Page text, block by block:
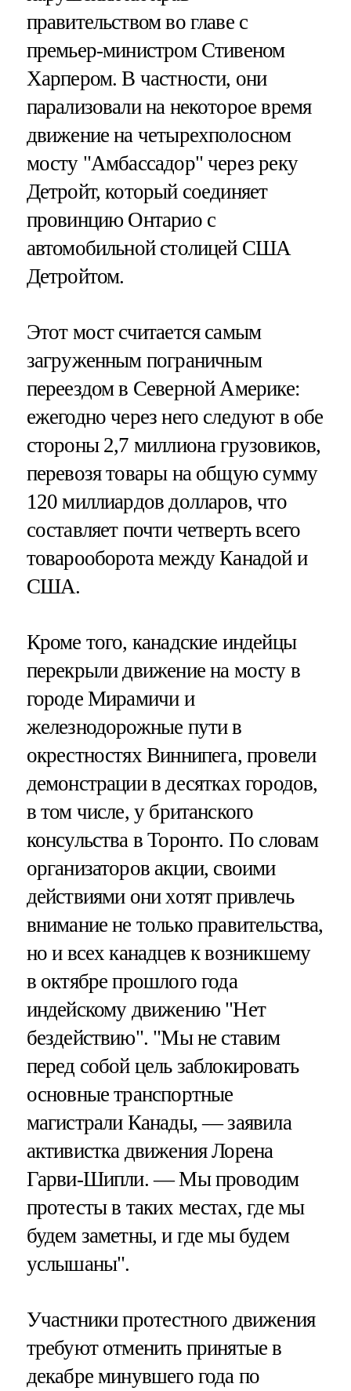
правительством во главе с
премьер-министром Стивеном
Харпером. В частности, они
парализовали на некоторое время
движение на четырехполосном
мосту "Амбассадор" через реку
Детройт, который соединяет
провинцию Онтарио с
автомобильной столицей США
Детройтом.
Этот мост считается самым
загруженным пограничным
переездом в Северной Америке:
ежегодно через него следуют в обе
стороны 2,7 миллиона грузовиков,
перевозя товары на общую сумму
120 миллиардов долларов, что
составляет почти четверть всего
товарооборота между Канадой и
США.
Кроме того, канадские индейцы
перекрыли движение на мосту в
городе Мирамичи и
железнодорожные пути в
окрестностях Виннипега, провели
демонстрации в десятках городов,
в том числе, у британского
консульства в Торонто. По словам
организаторов акции, своими
действиями они хотят привлечь
внимание не только правительства,
но и всех канадцев к возникшему
в октябре прошлого года
индейскому движению "Нет
бездействию". "Мы не ставим
перед собой цель заблокировать
основные транспортные
магистрали Канады, — заявила
активистка движения Лорена
Гарви-Шипли. — Мы проводим
протесты в таких местах, где мы
будем заметны, и где мы будем
услышаны".
Участники протестного движения
требуют отменить принятые в
декабре минувшего года по